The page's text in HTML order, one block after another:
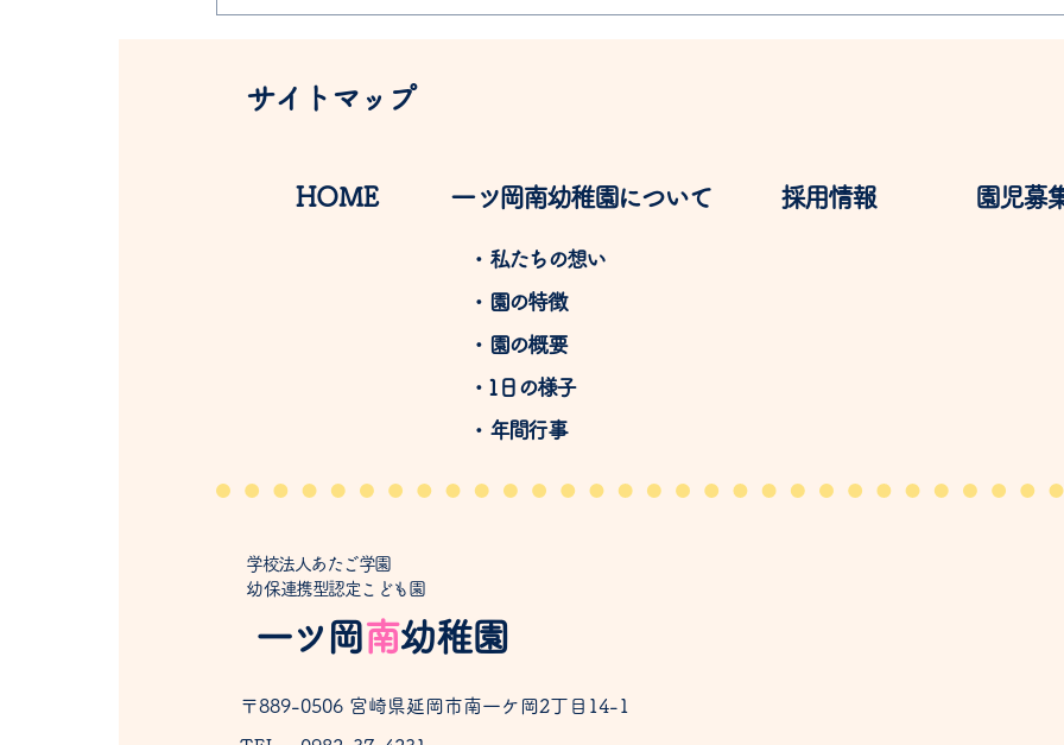
ぶどう狩りに行ってきまし
サイトマップ
​HOME ​一ツ岡南幼稚園について 採用情報 園児募
​・私たちの想い
​・園の特徴
​・園の概要
​・1日の様子
​・年間行事
学校法人あたご学園
​幼保連携型認定こども園
一ツ岡南幼稚園
〒889-0506 宮崎県延岡市南一ケ岡2丁目14-1